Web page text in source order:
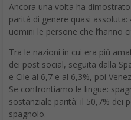
Ancora una volta ha
parità di genere quasi
uomini le persone che l’hanno
Tra le nazioni in cui era più
dei post social, seguita dalla
e Cile al 6,7 e al 6,3%, poi
Se confrontiamo le lingue:
sostanziale parità: il 50,7% dei
spagnolo.